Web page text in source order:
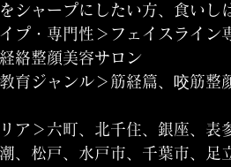
シャープにしたい方、食いし
プ・専門性＞フェイスライ
絡整顔美容サロン
育ジャンル＞筋経篇、咬筋
ア＞六町、北千住、銀座、表
、松戸、水戸市、千葉市、足